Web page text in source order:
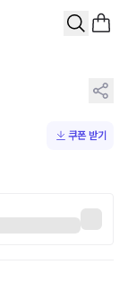
쿠폰 받기